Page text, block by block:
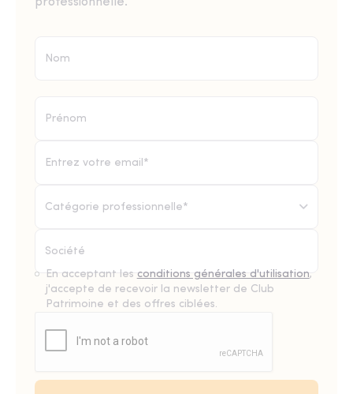
Catégorie professionnelle*
En acceptant les conditions générales d'utilisation,
j'accepte de recevoir la newsletter de Club
Patrimoine et des offres ciblées.